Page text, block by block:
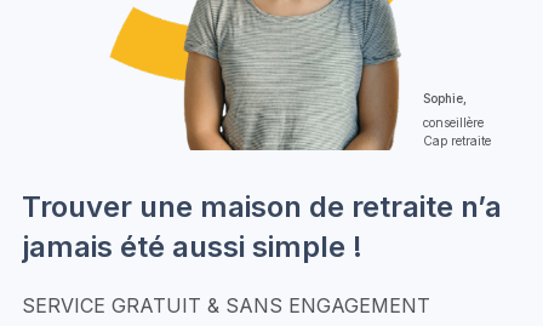
Sophie,
conseillère
Cap retraite
Trouver une maison de retraite n’a
jamais été aussi simple !
SERVICE GRATUIT & SANS ENGAGEMENT